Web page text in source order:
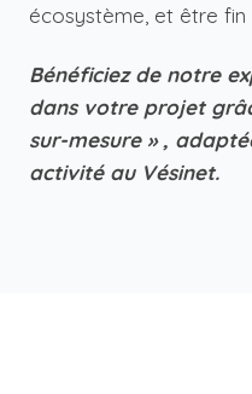
écosystème, et être
Bénéficiez de notre
dans votre projet
sur-mesure » ,
activité au Vésinet.